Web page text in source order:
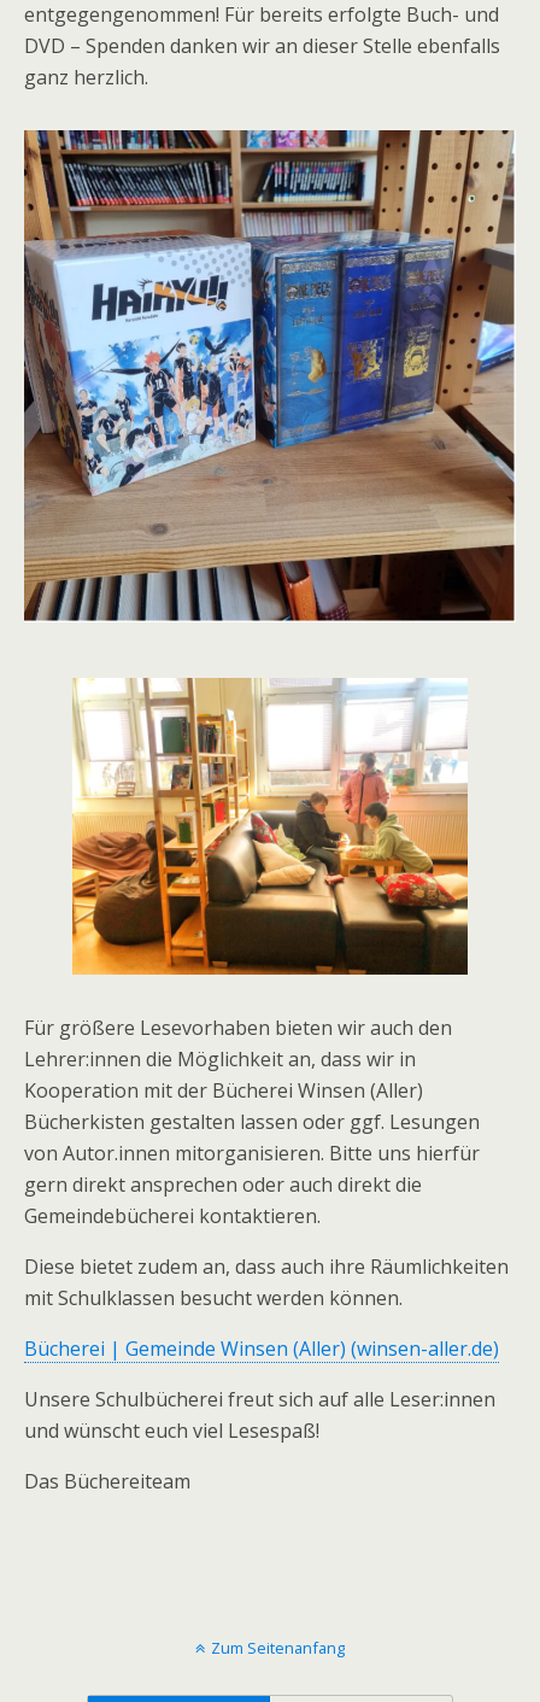
entgegengenommen! Für bereits erfolgte Buch- und
DVD – Spenden danken wir an dieser Stelle ebenfalls
ganz herzlich.
Für größere Lesevorhaben bieten wir auch den
Lehrer:innen die Möglichkeit an, dass wir in
Kooperation mit der Bücherei Winsen (Aller)
Bücherkisten gestalten lassen oder ggf. Lesungen
von Autor.innen mitorganisieren. Bitte uns hierfür
gern direkt ansprechen oder auch direkt die
Gemeindebücherei kontaktieren.
Diese bietet zudem an, dass auch ihre Räumlichkeiten
mit Schulklassen besucht werden können.
Bücherei | Gemeinde Winsen (Aller) (winsen-aller.de)
Unsere Schulbücherei freut sich auf alle Leser:innen
und wünscht euch viel Lesespaß!
Das Büchereiteam
Zum Seitenanfang